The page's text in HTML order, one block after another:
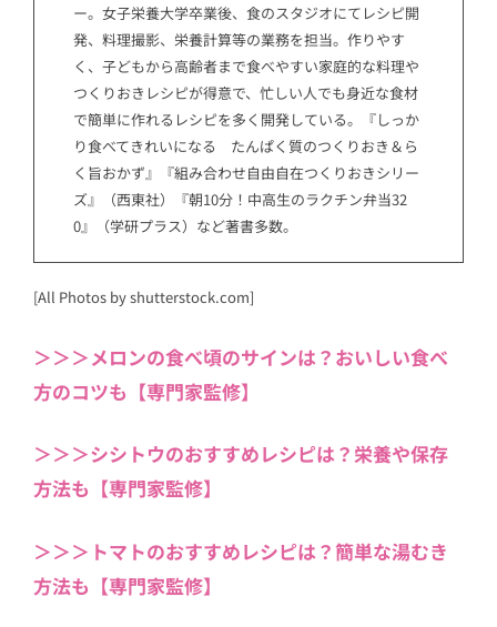
ー。女子栄養大学卒業後、食のスタジオにてレシピ開
発、料理撮影、栄養計算等の業務を担当。作りやす
く、子どもから高齢者まで食べやすい家庭的な料理や
つくりおきレシピが得意で、忙しい人でも身近な食材
で簡単に作れるレシピを多く開発している。『しっか
り食べてきれいになる たんぱく質のつくりおき＆ら
く旨おかず』『組み合わせ自由自在つくりおきシリー
ズ』（西東社）『朝10分！中高生のラクチン弁当32
0』（学研プラス）など著書多数。
[All Photos by shutterstock.com]
＞＞＞メロンの食べ頃のサインは？おいしい食べ
方のコツも【専門家監修】
＞＞＞シシトウのおすすめレシピは？栄養や保存
方法も【専門家監修】
＞＞＞トマトのおすすめレシピは？簡単な湯むき
方法も【専門家監修】